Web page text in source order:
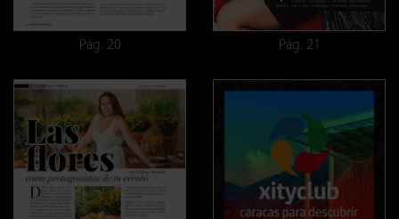
Pág. 20 Pág. 21